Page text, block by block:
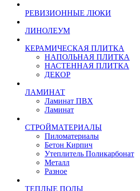
РЕВИЗИОННЫЕ ЛЮКИ
ЛИНОЛЕУМ
КЕРАМИЧЕСКАЯ ПЛИТКА
НАПОЛЬНАЯ ПЛИТКА
НАСТЕННАЯ ПЛИТКА
ДЕКОР
ЛАМИНАТ
Ламинат ПВХ
Ламинат
СТРОЙМАТЕРИАЛЫ
Пиломатериалы
Бетон Кирпич
Утеплитель Поликарбонат
Металл
Разное
ТЕПЛЫЕ ПОЛЫ